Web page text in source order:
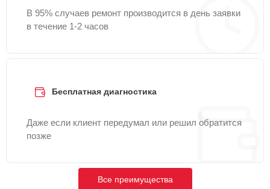
В 95% случаев ремонт производится в день заявки
в течение 1-2 часов
Бесплатная диагностика
Даже если клиент передумал или решил обратится
позже
Все преимущества